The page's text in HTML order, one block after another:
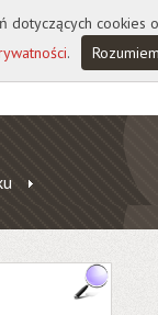
dotyczących cookies
. Rozumiem